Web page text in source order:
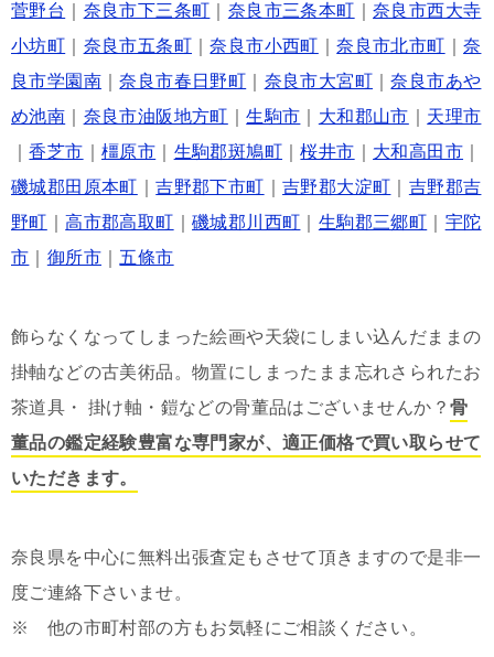
菅野台
奈良市下三条町 奈良市三条本町 ｜奈良市西大寺
小坊町
奈良市五条町 ｜奈良市小西町 ｜奈良市北市町 ｜奈
良市学園南 ｜奈良市春日野町 奈良市大宮町 ｜奈良市あや
め池南
奈良市油阪地方町 ｜生駒市 大和郡山市
天理市
｜香芝市 ｜橿原市 生駒郡斑鳩町 ｜桜井市 大和高田市
磯城郡田原本町
｜吉野郡下市町 ｜吉野郡大淀町
吉野郡吉
野町
高市郡高取町 ｜磯城郡川西町 生駒郡三郷町
宇陀
市
御所市 ｜五條市
飾らなくなってしまった絵画や天袋にしまい込んだままの
掛軸などの古美術品。物置にしまったまま忘れさられたお
茶道具・ 掛け軸・鎧などの骨董品はございませんか？ 骨
董品の鑑定経験豊富な専門家が、適正価格で買い取らせて
いただきます。
奈良県を中心に無料出張査定もさせて頂きますので是非一
度ご連絡下さいませ。
※ 他の市町村部の方もお気軽にご相談ください。